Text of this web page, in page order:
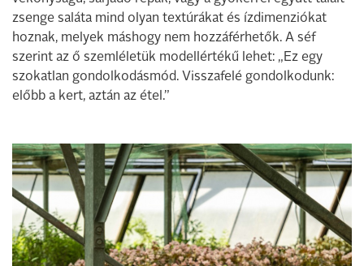
zsenge saláta mind olyan textúrákat és ízdimenziókat
hoznak, melyek máshogy nem hozzáférhetők. A séf
szerint az ő szemléletük modellértékű lehet: „Ez egy
szokatlan gondolkodásmód. Visszafelé gondolkodunk:
előbb a kert, aztán az étel.”